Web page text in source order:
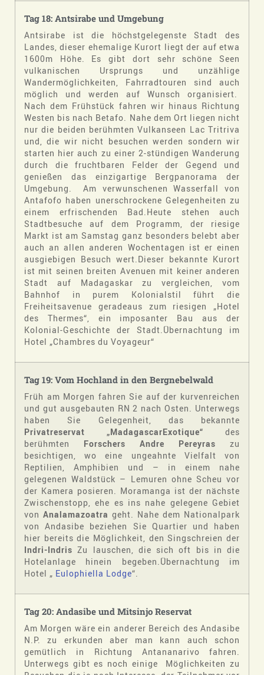
Tag 18: Antsirabe und Umgebung
Antsirabe ist die höchstgelegenste Stadt des
Landes, dieser ehemalige Kurort liegt der auf etwa
1600m Höhe. Es gibt dort sehr schöne Seen
vulkanischen Ursprungs und unzählige
Wandermöglichkeiten, Fahrradtouren sind auch
möglich und werden auf Wunsch organisiert.
Nach dem Frühstück fahren wir hinaus Richtung
Westen bis nach Betafo. Nahe dem Ort liegen nicht
nur die beiden berühmten Vulkanseen Lac Tritriva
und, die wir nicht besuchen werden sondern wir
starten hier auch zu einer 2-stündigen Wanderung
durch die fruchtbaren Felder der Gegend und
genießen das einzigartige Bergpanorama der
Umgebung. Am verwunschenen Wasserfall von
Antafofo haben unerschrockene Gelegenheiten zu
einem erfrischenden Bad.Heute stehen auch
Stadtbesuche auf dem Programm, der riesige
Markt ist am Samstag ganz besonders belebt aber
auch an allen anderen Wochentagen ist er einen
ausgiebigen Besuch wert.Dieser bekannte Kurort
ist mit seinen breiten Avenuen mit keiner anderen
Stadt auf Madagaskar zu vergleichen, vom
Bahnhof in purem Kolonialstil führt die
Freiheitsavenue geradeaus zum riesigen „Hotel
des Thermes“, ein imposanter Bau aus der
Kolonial-Geschichte der Stadt.Übernachtung im
Hotel „Chambres du Voyageur“
Tag 19: Vom Hochland in den Bergnebelwald
Früh am Morgen fahren Sie auf der kurvenreichen
und gut ausgebauten RN 2 nach Osten. Unterwegs
haben Sie Gelegenheit, das bekannte
Privatreservat „MadagascarExotique“ des
berühmten Forschers Andre Pereyras zu
besichtigen, wo eine ungeahnte Vielfalt von
Reptilien, Amphibien und – in einem nahe
gelegenen Waldstück – Lemuren ohne Scheu vor
der Kamera posieren. Moramanga ist der nächste
Zwischenstopp, ehe es ins nahe gelegene Gebiet
von Analamazoatra geht. Nahe dem Nationalpark
von Andasibe beziehen Sie Quartier und haben
hier bereits die Möglichkeit, den Singschreien der
Indri-Indris Zu lauschen, die sich oft bis in die
Hotelanlage hinein begeben.Übernachtung im
Hotel „ Eulophiella Lodge“.
Tag 20: Andasibe und Mitsinjo Reservat
Am Morgen wäre ein anderer Bereich des Andasibe
N.P. zu erkunden aber man kann auch schon
gemütlich in Richtung Antananarivo fahren.
Unterwegs gibt es noch einige Möglichkeiten zu